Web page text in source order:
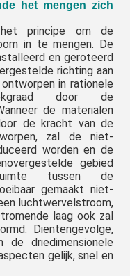
het mengen zich
principe om de
in te mengen. De
en geroteerd
richting aan
in rationele
door de
de materialen
de kracht van de
zal de niet-
worden en de
gebied
tussen de
gemaakt niet-
luchtwervelstroom,
laag ook zal
Dientengevolge,
de driedimensionele
gelijk, snel en